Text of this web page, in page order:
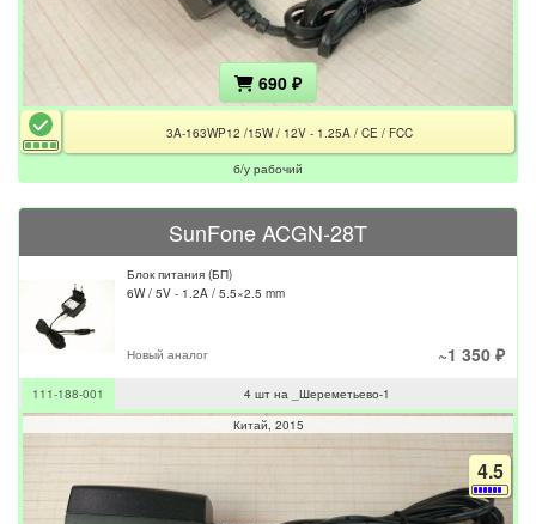
690 ₽
3A-163WP12 /15W / 12V - 1.25A / CE / FCC
б/у рабочий
SunFone ACGN-28T
Блок питания (БП)
6W / 5V - 1.2A / 5.5×2.5 mm
Новый аналог ~1 350 ₽
111-188-001
4 шт на _Шереметьево-1
Китай 2015
4.5